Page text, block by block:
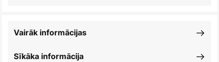
Sīkāka informācija
Vairāk informācijas